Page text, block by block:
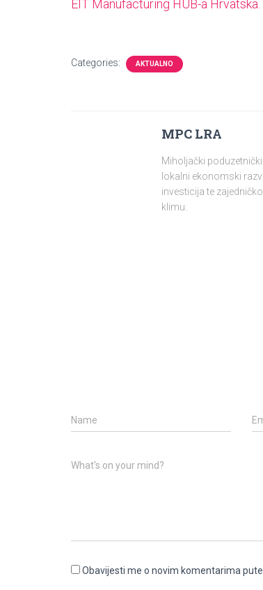
EIT Manufacturing HUB-a Hrvatska.
Categories: AKTUALNO
MPC LRA
Miholjački
lokalni ekonomski
investicija te
klimu.
Name
What's on your mind?
Obavijesti me o novim komentarima